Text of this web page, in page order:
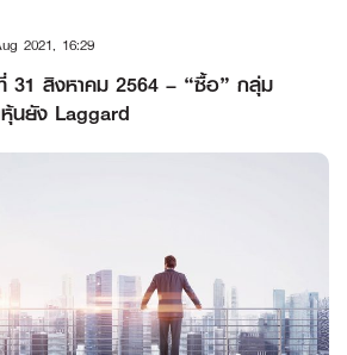
2021, 16:29
31 สิงหาคม 2564 – “ซื้อ” กลุ่ม
นยัง Laggard